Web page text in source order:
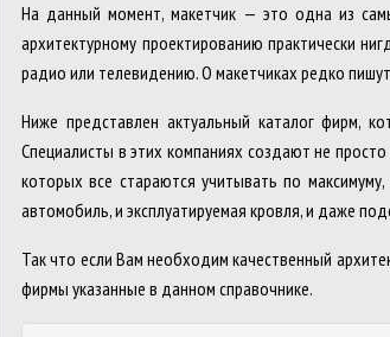
На данный момент, макетчик — это одна из
архитектурному проектированию практически
радио или телевидению. О макетчиках редко
Ниже представлен актуальный каталог фирм,
Специалисты в этих компаниях создают не
которых все стараются учитывать по
автомобиль, и эксплуатируемая кровля, и даже
Так что если Вам необходим качественный
фирмы указанные в данном справочнике.